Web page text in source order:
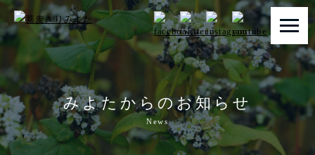
みよたからのお知らせ
News
トップページ
みよたとは
みよたのこだわり